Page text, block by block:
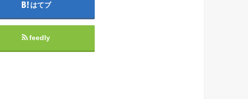
はてブ
feedly